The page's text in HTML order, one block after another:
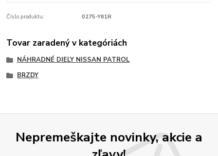
Číslo produktu: 0275-Y61R
Tovar zaradený v kategóriách
NÁHRADNÉ DIELY NISSAN PATROL
BRZDY
Nepremeškajte novinky, akcie a